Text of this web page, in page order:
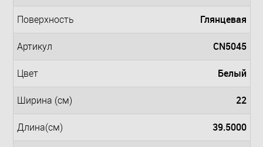
Поверхность Глянцевая
Артикул CN5045
Цвет Белый
Ширина (см) 22
Длина(см) 39.5000